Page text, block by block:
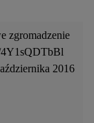
zgromadzenie
2016